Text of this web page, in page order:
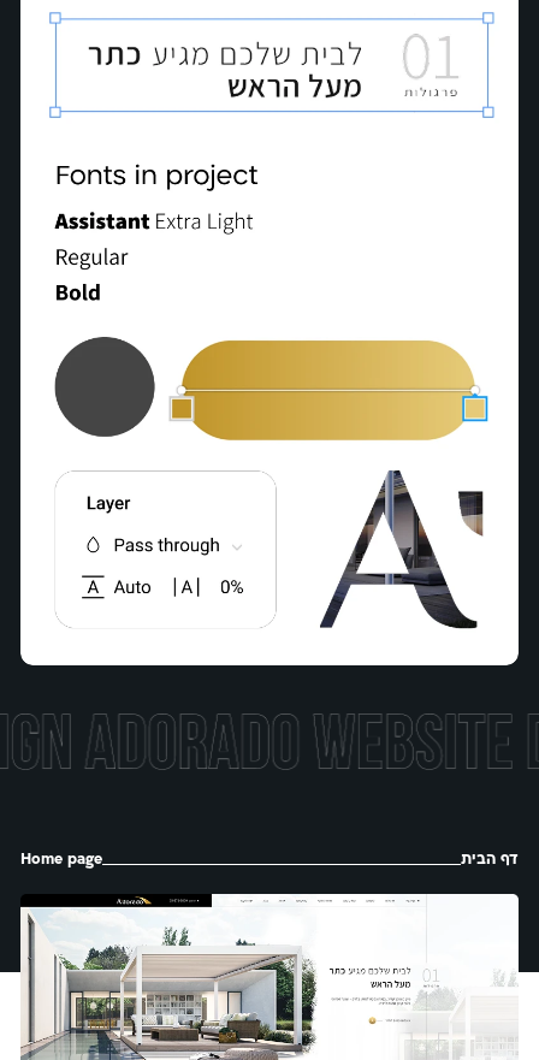
דף הבית Home page